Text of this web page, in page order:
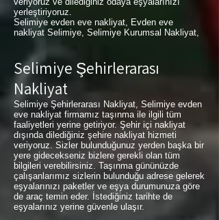
yerleştiriyoruz.
Selimiye evden eve nakliyat, Evden eve
nakliyat Selimiye, Selimiye Kurumsal Nakliyat,
Selimiye Şehirlerarası
Nakliyat
Selimiye Şehirlerarası Nakliyat, Selimiye evden
eve nakliyat firmamız taşınma ile ilgili tüm
faaliyetleri yerine getiriyor. Şehir içi nakliyat
dışında dilediğiniz şehire nakliyat hizmeti
veriyoruz. Sizler bulunduğunuz yerden başka bir
yere gidecekseniz bizlere gerekli olan tüm
bilgileri verebilirsiniz. Taşınma gününüzde
çalışanlarımız sizlerin bulunduğu adrese gelerek
eşyalarınızı paketler ve eşya durumunuza göre
de araç temin eder. İstediğiniz tarihte de
eşyalarınız yerine güvenle ulaşır.